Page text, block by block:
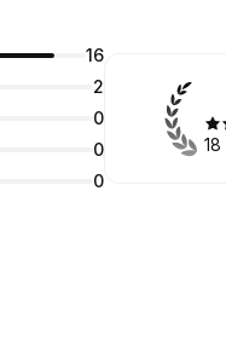
16
2
0
0
0